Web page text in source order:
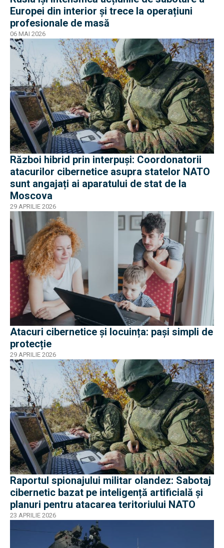
Europei din interior și trece la operațiuni
profesionale de masă
06 MAI 2026
Război hibrid prin interpuși: Coordonatorii
atacurilor cibernetice asupra statelor NATO
sunt angajați ai aparatului de stat de la
Moscova
29 APRILIE 2026
Atacuri cibernetice și locuința: pași simpli de
protecție
29 APRILIE 2026
Raportul spionajului militar olandez: Sabotaj
cibernetic bazat pe inteligență artificială și
planuri pentru atacarea teritoriului NATO
23 APRILIE 2026